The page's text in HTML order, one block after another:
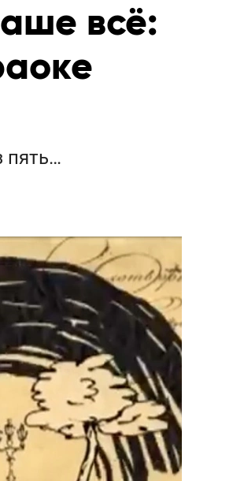
всё:
пять…